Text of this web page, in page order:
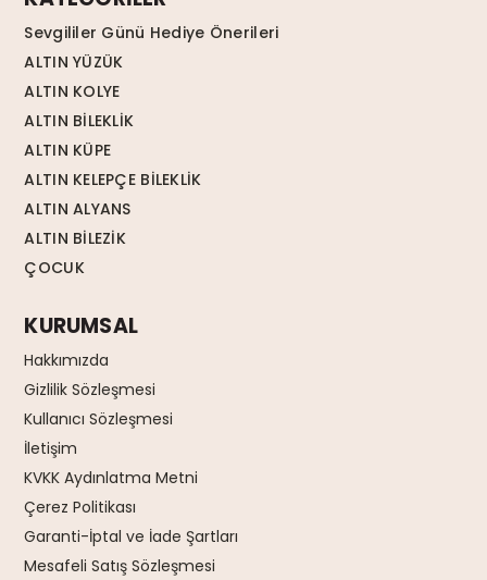
Sevgililer Günü Hediye Önerileri
ALTIN YÜZÜK
ALTIN KOLYE
ALTIN BİLEKLİK
ALTIN KÜPE
ALTIN KELEPÇE BİLEKLİK
ALTIN ALYANS
ALTIN BİLEZİK
ÇOCUK
KURUMSAL
Hakkımızda
Gizlilik Sözleşmesi
Kullanıcı Sözleşmesi
İletişim
KVKK Aydınlatma Metni
Çerez Politikası
Garanti-İptal ve İade Şartları
Mesafeli Satış Sözleşmesi